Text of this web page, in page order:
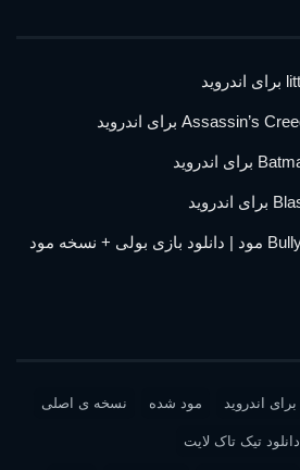
Bully : Anniversary Edition مود | دانلود بازی بولی + نسخه مود
برای اندروید مود شده نسخه ی اصلی
دانلود تیک تاک لایت